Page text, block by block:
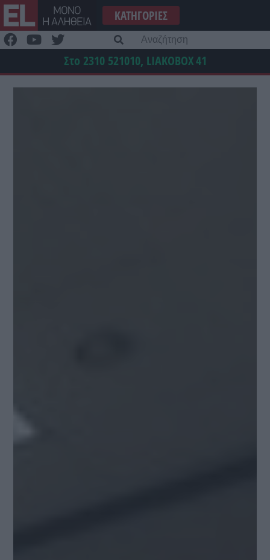
Μετάβαση
στο
περιεχόμενο
ΚΑΤΗΓΟΡΊΕΣ
Στο 2310 521010, LIAKOBOX41